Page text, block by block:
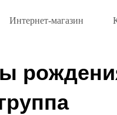
Интернет-магазин